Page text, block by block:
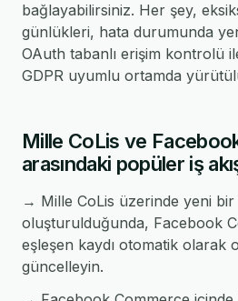
bağlayabilirsiniz. Her şey,
günlükleri, hata durumunda
OAuth tabanlı erişim kontrolü
GDPR uyumlu ortamda
Mille CoLis ve
arasındaki popüler iş
→ Mille CoLis üzerinde yeni bir
oluşturulduğunda, Facebook
eşleşen kaydı otomatik olarak
güncelleyin.